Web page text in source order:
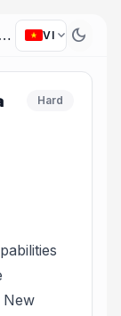
Can you share an example of a challenging project you managed and how you used problem-solving skills to complete it? VI expand_more dark_mode
Hard
New